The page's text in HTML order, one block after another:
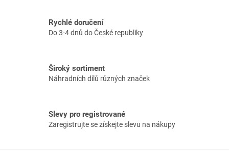
y
i
s
Rychlé doručení
Do 3-4 dnů do České republiky
Široký sortiment
Náhradních dílů různých značek
Slevy pro registrované
Zaregistrujte se získejte slevu na nákupy